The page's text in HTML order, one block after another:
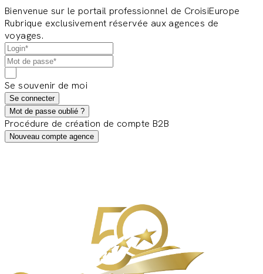
Bienvenue sur le portail professionnel de CroisiEurope
Rubrique exclusivement réservée aux agences de
voyages.
Se souvenir de moi
Se connecter
Mot de passe oublié ?
Procédure de création de compte B2B
Nouveau compte agence